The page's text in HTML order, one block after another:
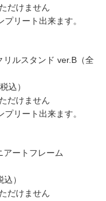
だけません
リート出来ます。
ルスタンド ver.B（全
込）
だけません
リート出来ます。
ートフレーム
）
だけません